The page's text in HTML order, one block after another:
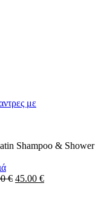
Shampoo & Shower
€ Original
45.00 €Η